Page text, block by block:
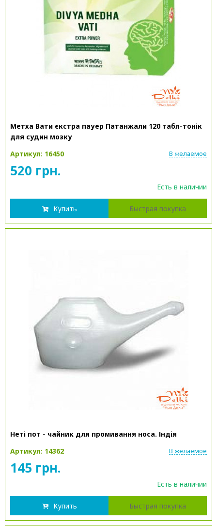
Метха Вати єкстра пауер Патанжали 120 табл-тонік
для судин мозку
Артикул: 16450
В желаемое
520 грн.
Есть в наличии
Купить Быстрая покупка
Неті пот - чайник для промивання носа. Індія
Артикул: 14362
В желаемое
145 грн.
Есть в наличии
Купить Быстрая покупка